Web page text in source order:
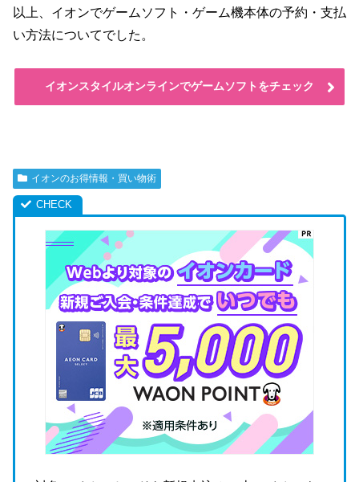
以上、イオンでゲームソフト・ゲーム機本体の予約・支払
い方法についてでした。
イオンスタイルオンラインでゲームソフトをチェック
イオンのお得情報・買い物術